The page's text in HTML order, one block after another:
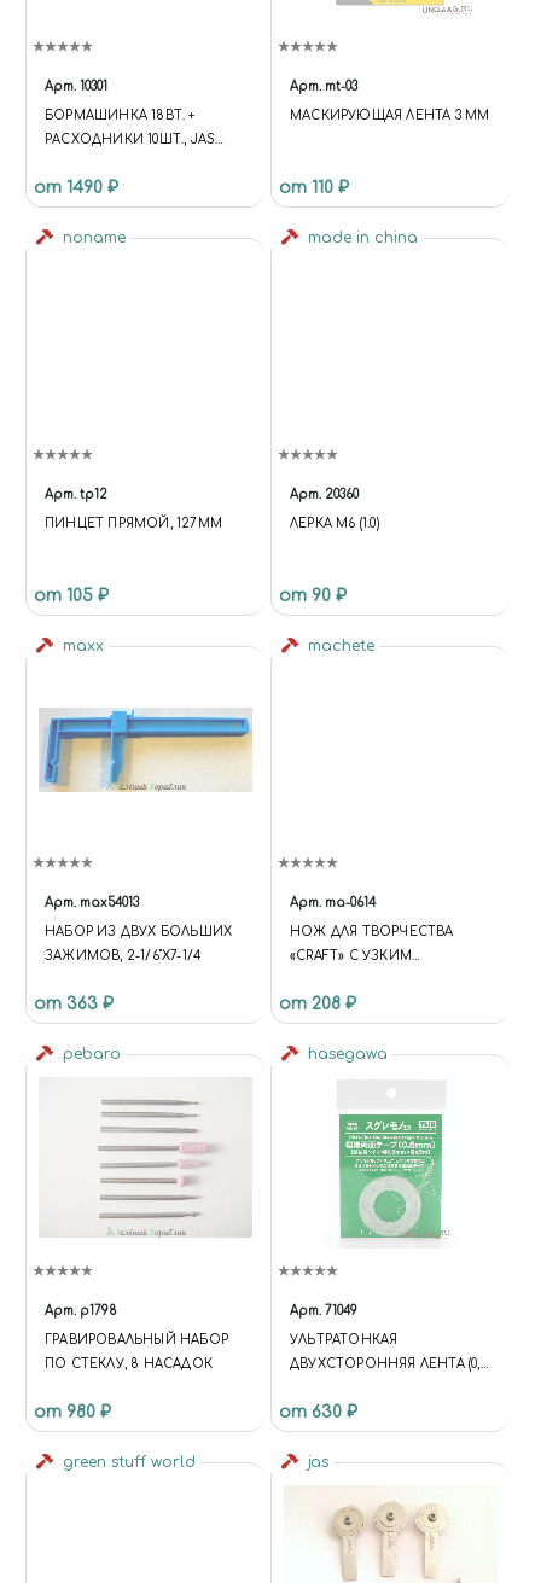
Арт. 10301
БОРМАШИНКА 18ВТ. +
РАСХОДНИКИ 10ШТ., JAS
от 1490 ₽
Арт. mt-03
МАСКИРУЮЩАЯ ЛЕНТА 3 ММ
от 110 ₽
noname
Арт. tp12
ПИНЦЕТ ПРЯМОЙ, 127ММ
от 105 ₽
made in china
Арт. 20360
ЛЕРКА М6 (1.0)
от 90 ₽
maxx
Арт. max54013
НАБОР ИЗ ДВУХ БОЛЬШИХ
ЗАЖИМОВ, 2-1/6"X7-1/4
от 363 ₽
machete
Арт. ma-0614
НОЖ ДЛЯ ТВОРЧЕСТВА
«CRAFT» С УЗКИМ
от 208 ₽
pebaro
Арт. p1798
ГРАВИРОВАЛЬНЫЙ НАБОР
ПО СТЕКЛУ, 8 НАСАДОК
от 980 ₽
hasegawa
Арт. 71049
УЛЬТРАТОНКАЯ
ДВУХСТОРОННЯЯ ЛЕНТА (0,5
ТИП, ШИРИНА 0,5 ММ X
ДЛИНА 5 М]
от 630 ₽
green stuff world jas